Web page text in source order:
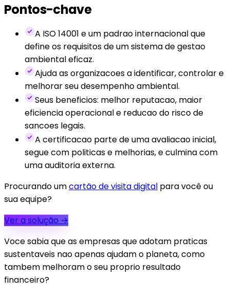
Pontos-chave
A ISO 14001 e um padrao internacional que
define os requisitos de um sistema de gestao
ambiental eficaz.
Ajuda as organizacoes a identificar, controlar e
melhorar seu desempenho ambiental.
Seus beneficios: melhor reputacao, maior
eficiencia operacional e reducao do risco de
sancoes legais.
A certificacao parte de uma avaliacao inicial,
segue com politicas e melhorias, e culmina com
uma auditoria externa.
Procurando umcartão de visita digital para você ou
sua equipe?
Ver a solução →
Voce sabia que as empresas que adotam praticas
sustentaveis nao apenas ajudam o planeta, como
tambem melhoram o seu proprio resultado
financeiro?